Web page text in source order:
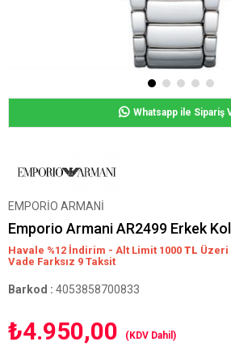
Whatsapp ile Sipariş
EMPORİO ARMANİ
Emporio Armani AR2499 Erkek
Havale %12 İndirim - Alt Limit 1000 TL Üzeri
Vade Farksız 9 Taksit
Barkod : 4053858700833
₺4.950,00 (KDV Dahil)